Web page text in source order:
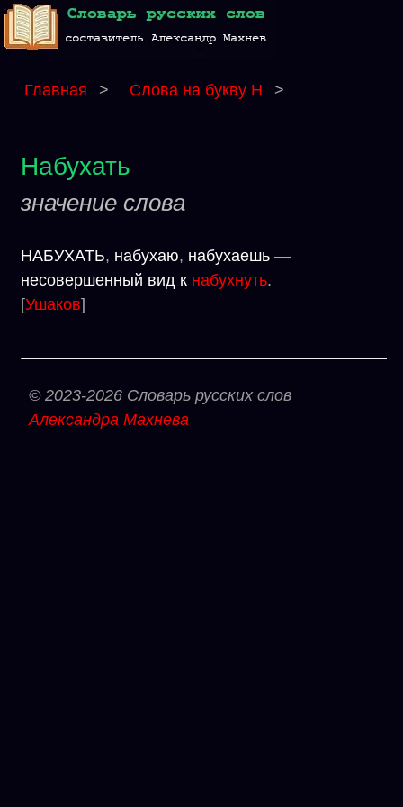
Главная > Слова на букву Н >
Набухать
значение слова
НАБУХАТЬ, набухаю, набухаешь —
несовершенный вид к набухнуть.
[Ушаков]
© 2023-2026 Словарь русских слов
Александра Махнева